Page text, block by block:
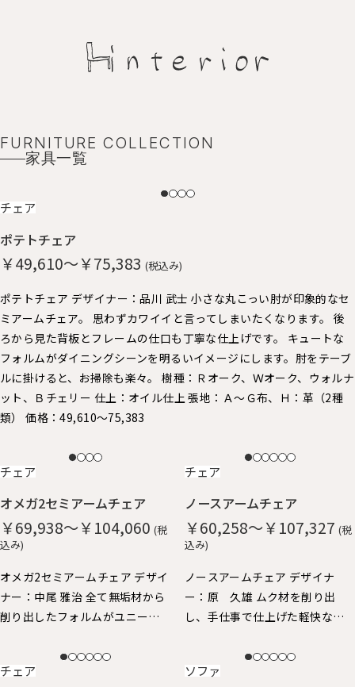
FURNITURE COLLECTION
家具一覧
NEW
チェア
ポテトチェア
￥49,610～￥75,383 (税込み)
ポテトチェア デザイナー：品川 武士 小さな丸こっい肘が印象的なセ
ミアームチェア。 思わずカワイイと言ってしまいたくなります。 後
ろから見た背板とフレームの仕口も丁寧な仕上げです。 キュートな
フォルムがダイニングシーンを明るいイメージにします。 ​肘をテーブ
ルに掛けると、お掃除も楽々。 樹種：Ｒオーク、Ｗオーク、ウォルナ
ット、Ｂチェリー 仕上：オイル仕上 張地：Ａ～Ｇ布、Ｈ：革（2種
類） 価格：49,610～75,383
NEW
チェア
オメガ2セミアームチェア
￥69,938～￥104,060 (税
込み)
オメガ2セミアームチェア デザイ
ナー：中尾 雅治 全て無垢材から
削り出したフォルムがユニーク
りが優しい手触り。ゆったりと
した座り心地。 身体を包み込む
NEW
チェア
ノースアームチェア
￥60,258～￥107,327 (税
込み)
ノースアームチェア デザイナ
ー：原 久雄 ムク材を削り出
し、手仕事で仕上げた軽快なイ
な手触りと、ギリギリまで細身に
仕上げたフォルムが特徴で、 ア
NEW
チェア NEW
ソファ